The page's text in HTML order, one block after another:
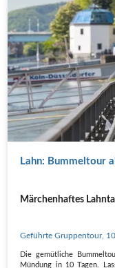
Lahn: Bummeltour
Märchenhaftes Lahntal
Geführte Gruppentour,
Die gemütliche
Mündung in 10 Tagen.